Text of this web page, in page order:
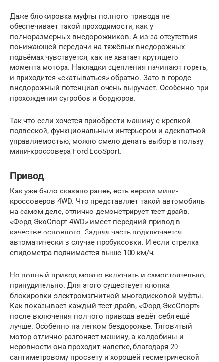
Даже блокировка муфты полного привода не
обеспечивает такой проходимости, как у
полноразмерных внедорожников. А из-за отсутствия
понижающей передачи на тяжёлых внедорожных
подъёмах чувствуется, как не хватает крутящего
момента мотора. Накладки сцепления начинают гореть,
и приходится «скатываться» обратно. Зато в городе
внедорожный потенциал очень выручает. Особенно при
прохождении сугробов и бордюров.
Так что если хочется приобрести машину с крепкой
подвеской, функциональным интерьером и адекватной
управляемостью, можно смело делать выбор в пользу
мини-кроссовера Ford EcoSport.
Привод
Как уже было сказано ранее, есть версии мини-
кроссоверов 4WD. Что представляет такой автомобиль
на самом деле, отлично демонстрирует тест-драйв.
«Форд ЭкоСпорт 4WD» имеет передний привод в
качестве основного. Задняя часть подключается
автоматически в случае пробуксовки. И если стрелка
спидометра поднимается выше 100 км/ч.
Но полный привод можно включить и самостоятельно,
принудительно. Для этого существует кнопка
блокировки электромагнитной многодисковой муфты.
Как показывает каждый тест-драйв, «Форд ЭкоСпорт»
после включения полного привода ведёт себя ещё
лучше. Особенно на легком бездорожье. Тяговитый
мотор отлично разгоняет машину, а колдобины и
неровности она проходит налегке, благодаря 20-
сантиметровому просвету и хорошей геометрической